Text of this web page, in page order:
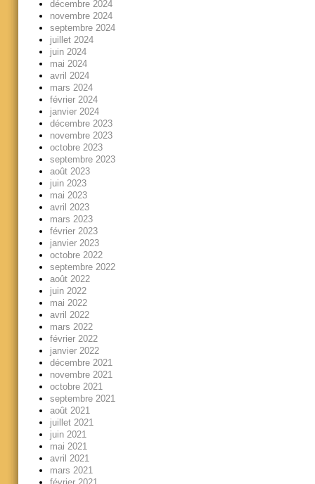
décembre 2024
novembre 2024
septembre 2024
juillet 2024
juin 2024
mai 2024
avril 2024
mars 2024
février 2024
janvier 2024
décembre 2023
novembre 2023
octobre 2023
septembre 2023
août 2023
juin 2023
mai 2023
avril 2023
mars 2023
février 2023
janvier 2023
octobre 2022
septembre 2022
août 2022
juin 2022
mai 2022
avril 2022
mars 2022
février 2022
janvier 2022
décembre 2021
novembre 2021
octobre 2021
septembre 2021
août 2021
juillet 2021
juin 2021
mai 2021
avril 2021
mars 2021